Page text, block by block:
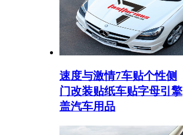
速度与激情7车贴个性侧
门改装贴纸车贴字母引擎
盖汽车用品